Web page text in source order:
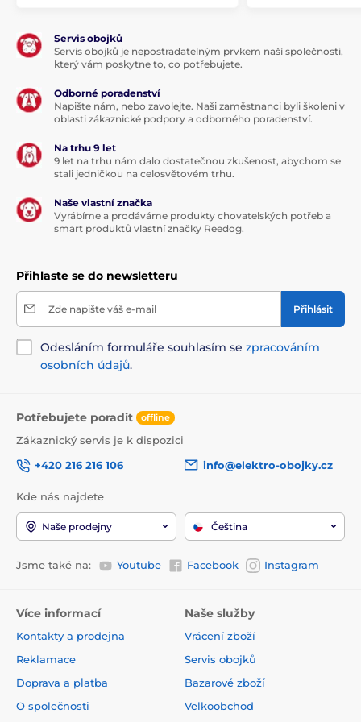
Servis obojků
Servis obojků je nepostradatelným prvkem naší společnosti,
který vám poskytne to, co potřebujete.
Odborné poradenství
Napište nám, nebo zavolejte. Naši zaměstnanci byli školeni v
oblasti zákaznické podpory a odborného poradenství.
Na trhu 9 let
9 let na trhu nám dalo dostatečnou zkušenost, abychom se
stali jedničkou na celosvětovém trhu.
Naše vlastní značka
Vyrábíme a prodáváme produkty chovatelských potřeb a
smart produktů vlastní značky Reedog.
Přihlaste se do newsletteru
Zde napište váš e-mail Přihlásit
Odesláním formuláře souhlasím se zpracováním
osobních údajů.
Potřebujete poradit offline
Zákaznický servis je k dispozici
+420 216 216 106
info@elektro-obojky.cz
Kde nás najdete
Naše prodejny Čeština
Jsme také na: Youtube Facebook Instagram
Více informací
Kontakty a prodejna
Reklamace
Doprava a platba
O společnosti
Naše služby
Vrácení zboží
Servis obojků
Bazarové zboží
Velkoobchod